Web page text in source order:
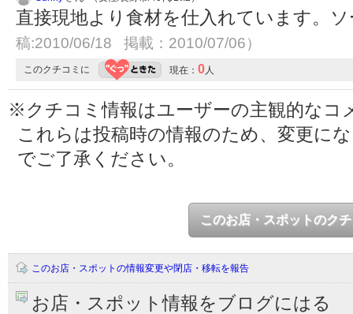
直接現地より食材を仕入れています。
稿:2010/06/18 掲載：2010/07/06）
このクチコミに 現在： 0人
※クチコミ情報はユーザーの主観的なコ
これらは投稿時の情報のため、変更に
でご了承ください。
このお店・スポットのク
このお店・スポットの情報変更や閉店・移転を報告
お店・スポット情報をブログにはる